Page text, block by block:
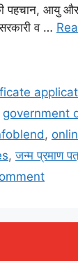
पहचान, आयु और
व …
government
,
,जन्म प्रमाण